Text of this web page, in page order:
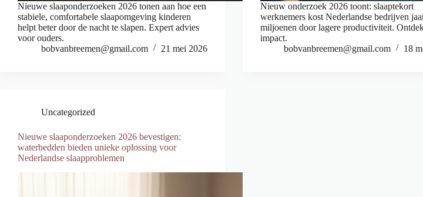
Nieuwe slaaponderzoeken 2026 tonen aan hoe een
stabiele, comfortabele slaapomgeving kinderen
helpt beter door de nacht te slapen. Expert advies
voor ouders.
bobvanbreemen@gmail.com
21 mei 2026
Nieuw onderzoek 2026 toont: slaaptekort
werknemers kost Nederlandse bedrijven
miljoenen door lagere productiviteit.
impact.
bobvanbreemen@gmail.com
18
Uncategorized
Nieuwe slaaponderzoeken 2026 bevestigen:
waterbedden bieden unieke oplossing voor
Nederlandse slaapproblemen